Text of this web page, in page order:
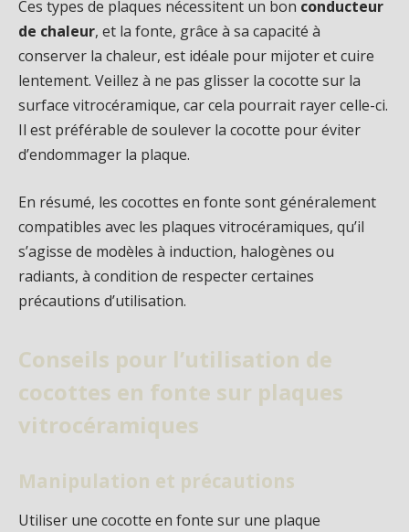
Ces types de plaques nécessitent un bon conducteur
de chaleur, et la fonte, grâce à sa capacité à
conserver la chaleur, est idéale pour mijoter et cuire
lentement. Veillez à ne pas glisser la cocotte sur la
surface vitrocéramique, car cela pourrait rayer celle-ci.
Il est préférable de soulever la cocotte pour éviter
d’endommager la plaque.
En résumé, les cocottes en fonte sont généralement
compatibles avec les plaques vitrocéramiques, qu’il
s’agisse de modèles à induction, halogènes ou
radiants, à condition de respecter certaines
précautions d’utilisation.
Conseils pour l’utilisation de
cocottes en fonte sur plaques
vitrocéramiques
Manipulation et précautions
Utiliser une cocotte en fonte sur une plaque